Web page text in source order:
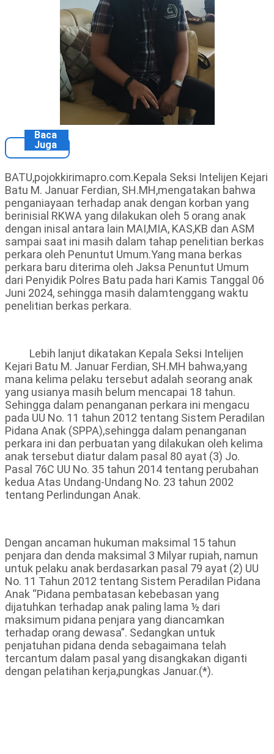
Baca
Juga
BATU,pojokkirimapro.com.Kepala Seksi Intelijen Kejari
Batu M. Januar Ferdian, SH.MH,mengatakan bahwa
penganiayaan terhadap anak dengan korban yang
berinisial RKWA yang dilakukan oleh 5 orang anak
dengan inisal antara lain MAI,MIA, KAS,KB dan ASM
sampai saat ini masih dalam tahap penelitian berkas
perkara oleh Penuntut Umum.Yang mana berkas
perkara baru diterima oleh Jaksa Penuntut Umum
dari Penyidik Polres Batu pada hari Kamis Tanggal 06
Juni 2024, sehingga masih dalamtenggang waktu
penelitian berkas perkara.
Lebih lanjut dikatakan Kepala Seksi Intelijen
Kejari Batu M. Januar Ferdian, SH.MH bahwa,yang
mana kelima pelaku tersebut adalah seorang anak
yang usianya masih belum mencapai 18 tahun.
Sehingga dalam penanganan perkara ini mengacu
pada UU No. 11 tahun 2012 tentang Sistem Peradilan
Pidana Anak (SPPA),sehingga dalam penanganan
perkara ini dan perbuatan yang dilakukan oleh kelima
anak tersebut diatur dalam pasal 80 ayat (3) Jo.
Pasal 76C UU No. 35 tahun 2014 tentang perubahan
kedua Atas Undang-Undang No. 23 tahun 2002
tentang Perlindungan Anak.
Dengan ancaman hukuman maksimal 15 tahun
penjara dan denda maksimal 3 Milyar rupiah, namun
untuk pelaku anak berdasarkan pasal 79 ayat (2) UU
No. 11 Tahun 2012 tentang Sistem Peradilan Pidana
Anak “Pidana pembatasan kebebasan yang
dijatuhkan terhadap anak paling lama ½ dari
maksimum pidana penjara yang diancamkan
terhadap orang dewasa”. Sedangkan untuk
penjatuhan pidana denda sebagaimana telah
tercantum dalam pasal yang disangkakan diganti
dengan pelatihan kerja,pungkas Januar.(*).